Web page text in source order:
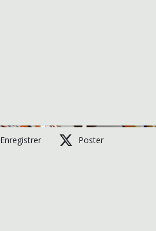
Enregistrer Poster